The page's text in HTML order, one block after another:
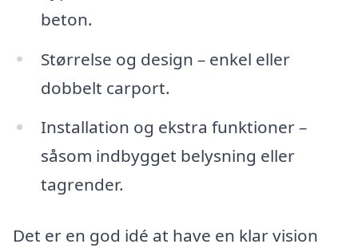
beton.
Størrelse og design – enkel eller
dobbelt carport.
Installation og ekstra funktioner –
såsom indbygget belysning eller
tagrender.
Det er en god idé at have en klar vision